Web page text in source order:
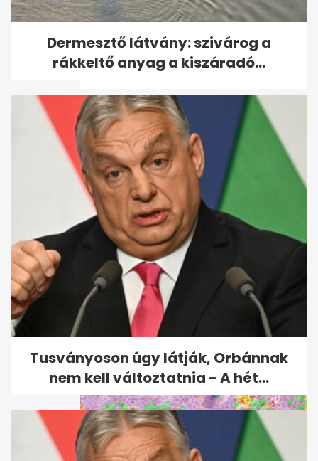
Telegraph: Az UEFA
hatszámjegyű végkielégítést
adott egy női...
Elnézést kért a dél-koreai
szövetség a bíróknak adott...
Dermesztő látvány: szivárog a
rákkeltő anyag a kiszáradó...
Tusványoson úgy látják, Orbánnak
nem kell változtatnia - A hét...